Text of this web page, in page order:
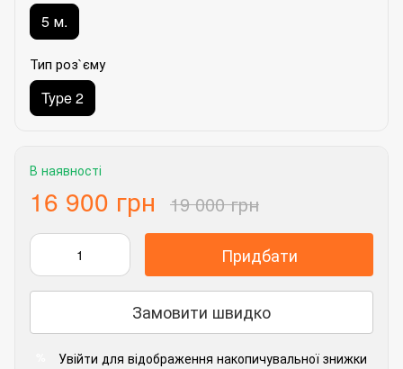
5 м.
Тип роз`єму
Type 2
В наявності
16 900 грн 19 000 грн
Придбати
Замовити швидко
Увійти для відображення накопичувальної знижки